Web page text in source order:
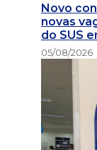
Novo
novas
do SUS
05/08/2026